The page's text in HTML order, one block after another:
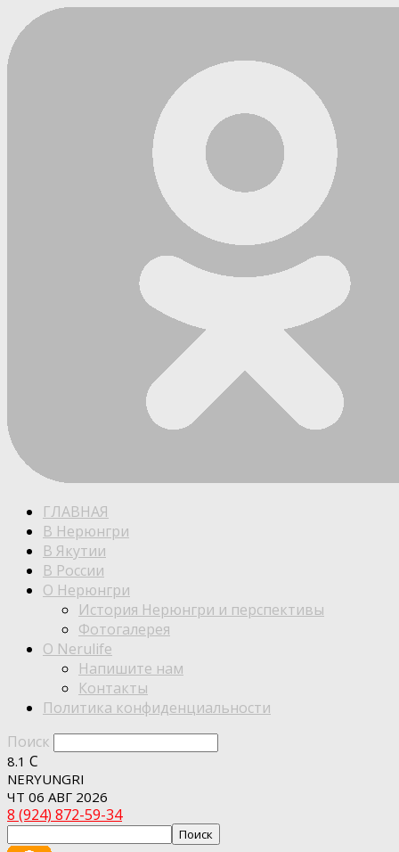
ГЛАВНАЯ
В Нерюнгри
В Якутии
В России
О Нерюнгри
История Нерюнгри и перспективы
Фотогалерея
О Nerulife
Напишите нам
Контакты
Политика конфиденциальности
Поиск
8.1 C
NERYUNGRI
ЧТ 06 АВГ 2026
8 (924) 872-59-34